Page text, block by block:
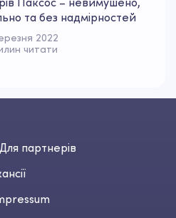
та без надмірностей
2022
читати
Для партнерів